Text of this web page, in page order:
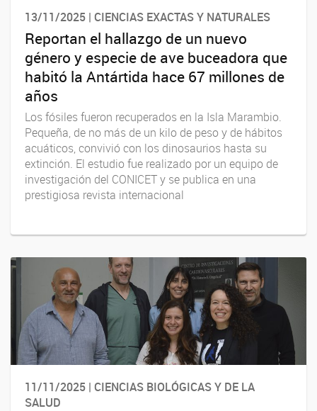
13/11/2025 | CIENCIAS EXACTAS Y NATURALES
Reportan el hallazgo de un nuevo
género y especie de ave buceadora que
habitó la Antártida hace 67 millones de
años
Los fósiles fueron recuperados en la Isla Marambio.
Pequeña, de no más de un kilo de peso y de hábitos
acuáticos, convivió con los dinosaurios hasta su
extinción. El estudio fue realizado por un equipo de
investigación del CONICET y se publica en una
prestigiosa revista internacional
11/11/2025 | CIENCIAS BIOLÓGICAS Y DE LA
SALUD